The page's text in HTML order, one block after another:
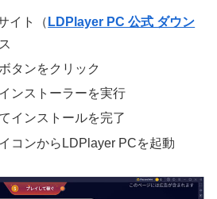
イト（ LDPlayer PC 公式 ダウン
タンをクリック
ンストーラーを実行
インストールを完了
コンからLDPlayer PCを起動